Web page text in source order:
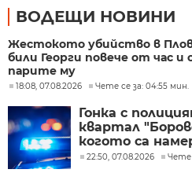
ВОДЕЩИ НОВИНИ
Жестокото убийство в
били Георги повече от час и
парите му
18:08, 07.08.2026 Чете се за: 04:55 мин.
Гонка с
квартал
когото са
22:50, 07.08.2026 Чете